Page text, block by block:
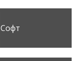
Софт